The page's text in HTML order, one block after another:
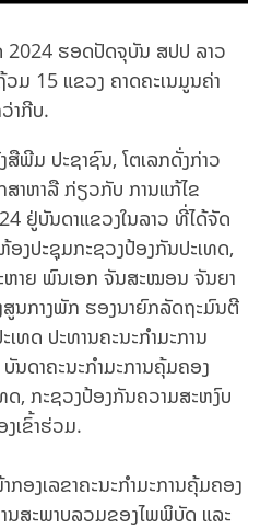
ຮອດປັດຈຸບັນ ສປປ ລາວ
ມ 15 ແຂວງ ຄາດຄະເນມູນຄ່າ
າກີບ.
ພີມ ປະຊາຊົນ, ໂຕເລກດັ່ງກ່າວ
ສາຫາລື ກ່ຽວກັບ ການແກ້ໄຂ
ຢູ່ບັນດາແຂວງໃນລາວ ທີ່ໄດ້ຈັດ
ງປະຊຸມກະຊວງປ້ອງກັນປະເທດ,
ຫາຍ ພົນເອກ ຈັນສະໝອນ ຈັນຍາ
ສູນກາງພັກ ຮອງນາຍົກລັດຖະມົນຕີ
ທດ ປະທານຄະນະກໍາມະການ
ດາຄະນະກໍາມະການຄຸ້ມຄອງ
, ກະຊວງປ້ອງກັນຄວາມສະຫງົບ
ເຂົ້າຮ່ວມ.
ອງເລຂາຄະນະກຳມະການຄຸ້ມຄອງ
ນສະພາບລວມຂອງໄພພິບັດ ແລະ